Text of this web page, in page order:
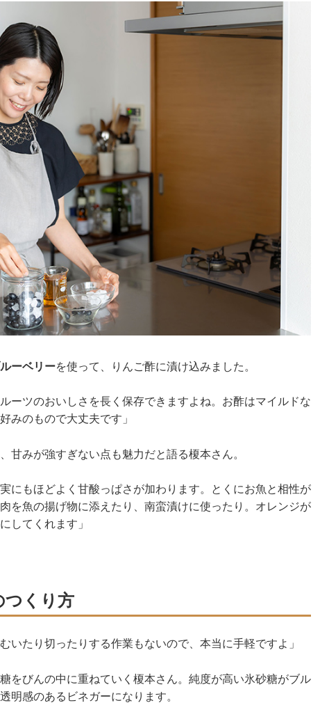
ーベリーを使って、りんご酢に漬け込みました。
ーツのおいしさを長く保存できますよね。お酢はマイルドな
みのもので大丈夫です」
甘みが強すぎない点も魅力だと語る榎本さん。
にもほどよく甘酸っぱさが加わります。とくにお魚と相性が
を魚の揚げ物に添えたり、南蛮漬けに使ったり。オレンジが
してくれます」
つくり方
いたり切ったりする作業もないので、本当に手軽ですよ」
をびんの中に重ねていく榎本さん。純度が高い氷砂糖がブル
明感のあるビネガーになります。